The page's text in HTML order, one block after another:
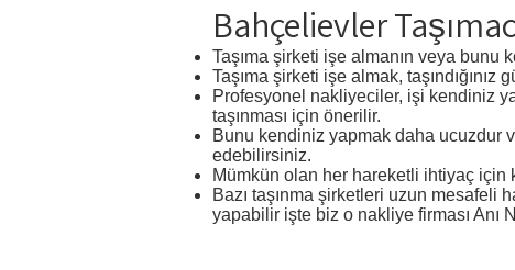
Bahçelievler
Taşıma şirketi işe almanın veya bunu
Taşıma şirketi işe almak,
Profesyonel nakliyeciler, işi kendiniz
taşınması için önerilir.
Bunu kendiniz yapmak daha ucuzdur
edebilirsiniz.
Mümkün olan her hareketli ihtiyaç için
Bazı taşınma şirketleri uzun
yapabilir işte biz o nakliye firması Anı